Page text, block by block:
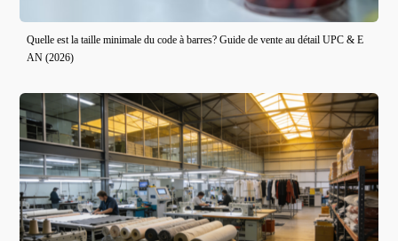
Quelle est la taille minimale du code à barres? Guide de vente au détail UPC & E
AN (2026)